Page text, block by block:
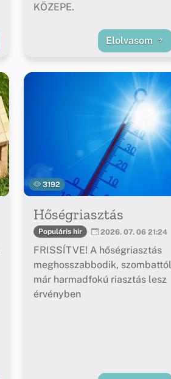
KÖZEPE.
Elolvasom
3192
Hőségriasztás
Populáris hír 2026. 07. 06 21:24
FRISSÍTVE! A hőségriasztás
meghosszabbodik, szombattól
már harmadfokú riasztás lesz
érvényben